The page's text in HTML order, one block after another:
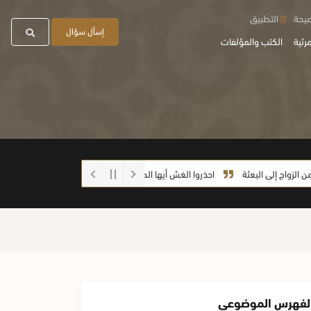
الكتب والمؤلفات
التطبيق
إسأل سؤال
البعثة احذروا الغش أيها الطلاب ما صحة الحديث: (إذا رفع العبد يديه
الموضوعي